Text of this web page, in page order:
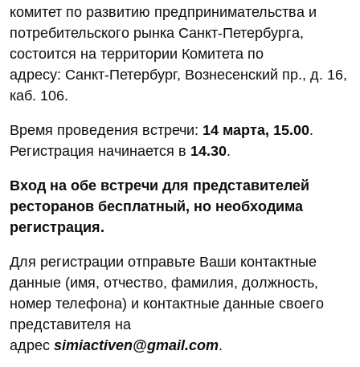
комитет по развитию предпринимательства и
потребительского рынка Санкт-Петербурга,
состоится на территории Комитета по
адресу: Санкт-Петербург, Вознесенский пр., д. 16,
каб. 106.
Время проведения встречи: 14 марта, 15.00.
Регистрация начинается в 14.30.
Вход на обе встречи для представителей
ресторанов бесплатный, но необходима
регистрация.
Для регистрации отправьте Ваши контактные
данные (имя, отчество, фамилия, должность,
номер телефона) и контактные данные своего
представителя на
адрес simiactiven@gmail.com.